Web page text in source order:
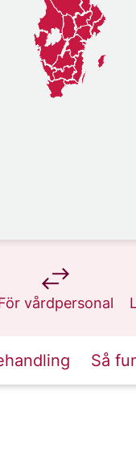
vårdpersonal
på 1177.se
Så